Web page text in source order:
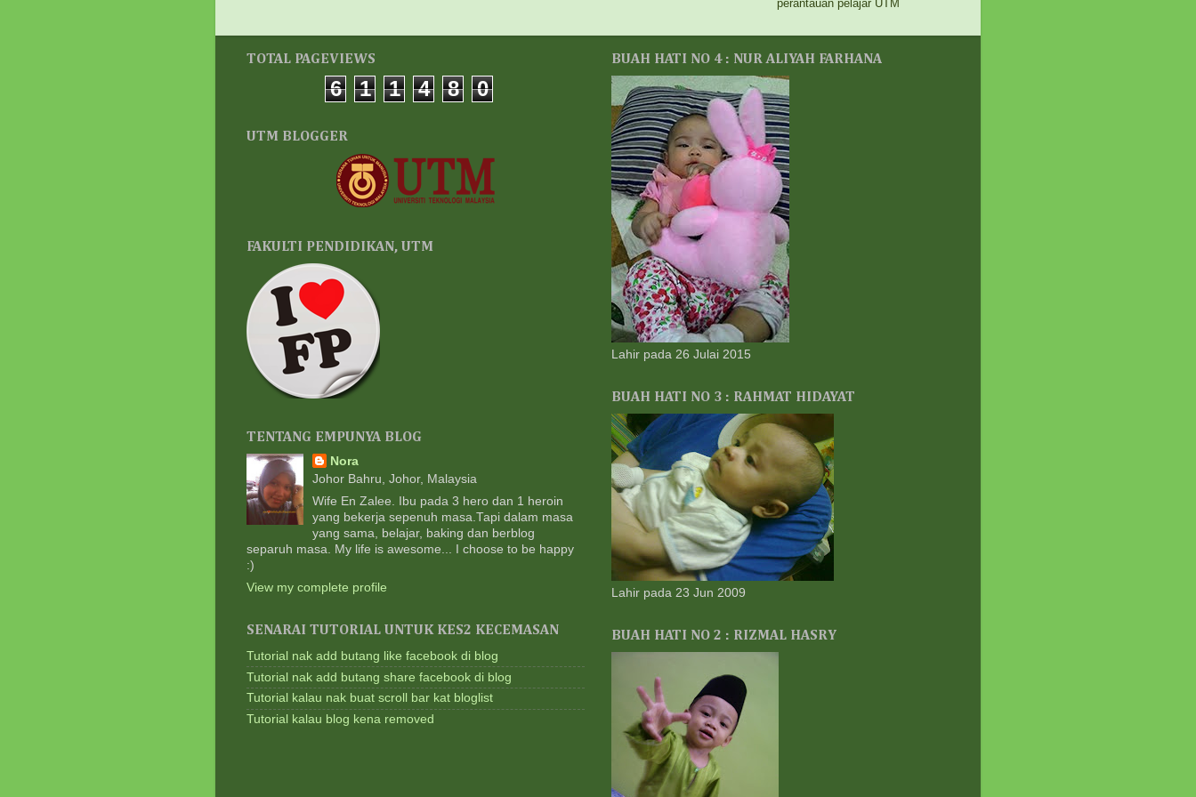
atau SBP?
1 week ago
BEN ASHAARI
Khasiat dan manfaat Kakao
untuk kanak kanak dan kaki
sukan !
1 week ago
arepnakbebel
Keputusan PRN Johor 2026 |
Dekat Mana Nak Tengok
Result Terkini?
3 weeks ago
KomenSen
GAJI TAKKAN PERNAH
CUKUP.
5 weeks ago
♥ Qครєђ ๔คℓเค ค๔єℓเค ♥
Chooyaya Secret Garden
1 month ago
mknace unlimited | the
colours of life
CMP MELTING CHEESE
CAFE: AKHIRNYA SAMPAI
JUGA!
2 months ago
|| Dear Diary ||
Outdoor Photoshoot Raya 2026
@ Pantai Paka
1 Mei 2026
perantauan pelajar UTM
TOTAL PAGEVIEWS
6 1 1 4 8 0
UTM BLOGGER
FAKULTI PENDIDIKAN, UTM
TENTANG EMPUNYA BLOG
Nora
Johor Bahru, Johor, Malaysia
Wife En Zalee. Ibu pada 3 hero dan 1 heroin
yang bekerja sepenuh masa.Tapi dalam masa
yang sama, belajar, baking dan berblog
separuh masa. My life is awesome... I choose to be happy
:)
View my complete profile
SENARAI TUTORIAL UNTUK KES2 KECEMASAN
Tutorial nak add butang like facebook di blog
Tutorial nak add butang share facebook di blog
Tutorial kalau nak buat scroll bar kat bloglist
Tutorial kalau blog kena removed
BUAH HATI NO 4 : NUR ALIYAH FARHANA
Lahir pada 26 Julai 2015
BUAH HATI NO 3 : RAHMAT HIDAYAT
Lahir pada 23 Jun 2009
BUAH HATI NO 2 : RIZMAL HASRY